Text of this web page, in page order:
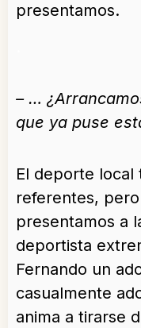
presentamos.
– …
que ya puse
El deporte local
referentes,
presentamos a
deportista
Fernando un
casualmente
anima a tirarse